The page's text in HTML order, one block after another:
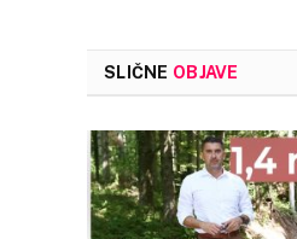
SLIČNE OBJAVE